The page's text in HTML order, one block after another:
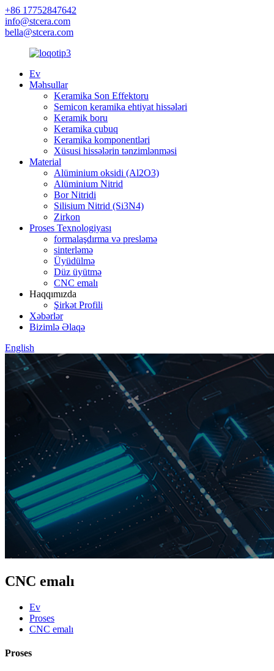
+86 17752847642
info@stcera.com
bella@stcera.com
Ev
Məhsullar
Keramika Son Effektoru
Semicon keramika ehtiyat hissələri
Keramik boru
Keramika çubuq
Keramika komponentləri
Xüsusi hissələrin tənzimlənməsi
Material
Alüminium oksidi (Al2O3)
Alüminium Nitrid
Bor Nitridi
Silisium Nitrid (Si3N4)
Zirkon
Proses Texnologiyası
formalaşdırma və presləmə
sinterləmə
Üyüdülmə
Düz üyütmə
CNC emalı
Haqqımızda
Şirkət Profili
Xəbərlər
Bizimlə Əlaqə
English
CNC emalı
Ev
Proses
CNC emalı
Proses